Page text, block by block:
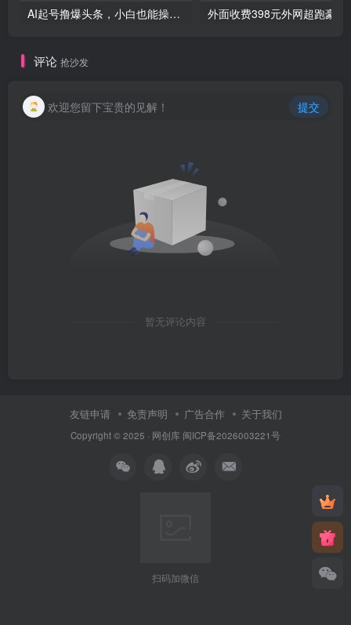
AI起号撸爆头条，小白也能操作，日入2000+
评论 抢沙发
欢迎您留下宝贵的见解！ 提交
暂无评论内容
友链申请 免责声明 广告合作 关于我们
Copyright © 2025 · 网创库 闽ICP备2026003221号
扫码加微信